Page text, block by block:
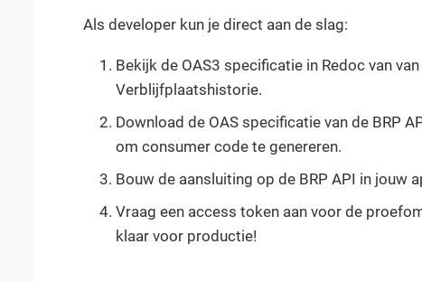
Als developer kun je direct aan de slag:
Bekijk de OAS3 specificatie in Redoc van
Verblijfplaatshistorie.
Download de OAS specificatie van de BRP
om consumer code te genereren.
Bouw de aansluiting op de BRP API in jouw
Vraag een access token aan voor de
klaar voor productie!